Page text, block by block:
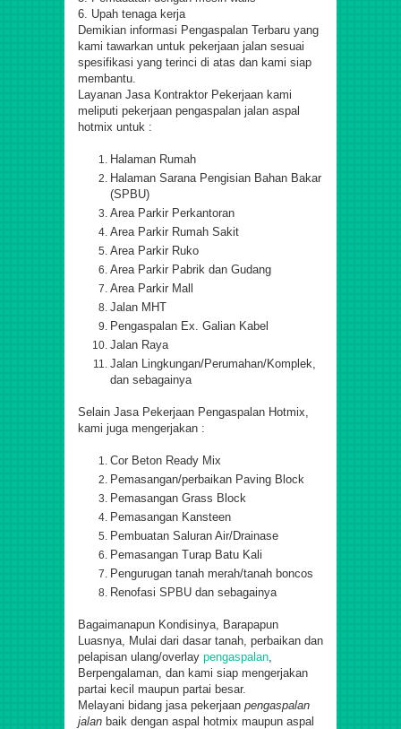
6. Upah tenaga kerja
Demikian informasi Pengaspalan Terbaru yang
kami tawarkan untuk pekerjaan jalan sesuai
spesifikasi yang terinci di atas dan kami siap
membantu.
Layanan Jasa Kontraktor Pekerjaan kami
meliputi pekerjaan pengaspalan jalan aspal
hotmix untuk :
Halaman Rumah
Halaman Sarana Pengisian Bahan Bakar
(SPBU)
Area Parkir Perkantoran
Area Parkir Rumah Sakit
Area Parkir Ruko
Area Parkir Pabrik dan Gudang
Area Parkir Mall
Jalan MHT
Pengaspalan Ex. Galian Kabel
Jalan Raya
Jalan Lingkungan/Perumahan/Komplek,
dan sebagainya
Selain Jasa Pekerjaan Pengaspalan Hotmix
kami juga mengerjakan :
Cor Beton Ready Mix
Pemasangan/perbaikan Paving Block
Pemasangan Grass Block
Pemasangan Kansteen
Pembuatan Saluran Air/Drainase
Pemasangan Turap Batu Kali
Pengurugan tanah merah/tanah boncos
Renofasi SPBU dan sebagainya
Bagaimanapun Kondisinya, Barapapun
Luasnya, Mulai dari dasar tanah, perbaikan dan
pelapisan ulang/overlay pengaspalan
Berpengalaman, dan kami siap mengerjakan
partai kecil maupun partai besar.
Melayani bidang jasa pekerjaan pengaspalan
jalan baik dengan aspal hotmix maupun aspal